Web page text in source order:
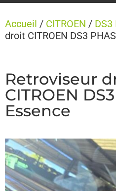
Accueil / CITROEN / DS3
droit CITROEN DS3
Retroviseur
CITROEN
Essence